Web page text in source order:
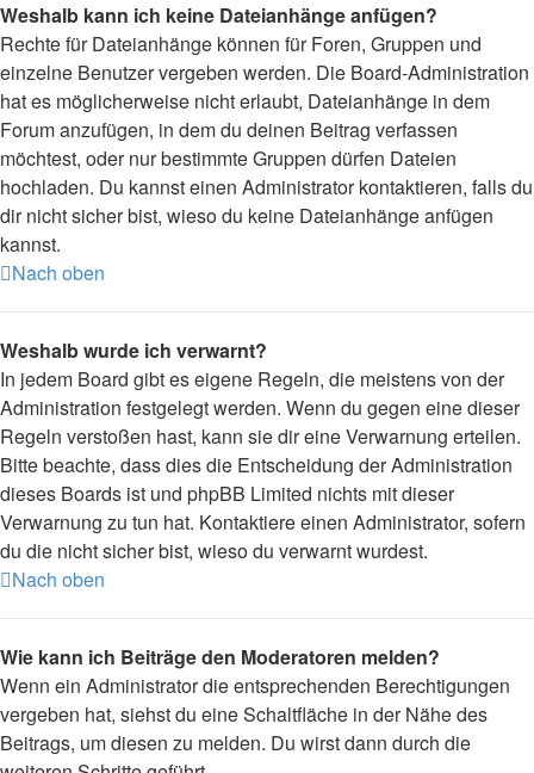
Weshalb kann ich keine Dateianhänge anfügen?
Rechte für Dateianhänge können für Foren, Gruppen und
einzelne Benutzer vergeben werden. Die Board-Administration
hat es möglicherweise nicht erlaubt, Dateianhänge in dem
Forum anzufügen, in dem du deinen Beitrag verfassen
möchtest, oder nur bestimmte Gruppen dürfen Dateien
hochladen. Du kannst einen Administrator kontaktieren, falls du
dir nicht sicher bist, wieso du keine Dateianhänge anfügen
kannst.
Nach oben
Weshalb wurde ich verwarnt?
In jedem Board gibt es eigene Regeln, die meistens von der
Administration festgelegt werden. Wenn du gegen eine dieser
Regeln verstoßen hast, kann sie dir eine Verwarnung erteilen.
Bitte beachte, dass dies die Entscheidung der Administration
dieses Boards ist und phpBB Limited nichts mit dieser
Verwarnung zu tun hat. Kontaktiere einen Administrator, sofern
du die nicht sicher bist, wieso du verwarnt wurdest.
Nach oben
Wie kann ich Beiträge den Moderatoren melden?
Wenn ein Administrator die entsprechenden Berechtigungen
vergeben hat, siehst du eine Schaltfläche in der Nähe des
Beitrags, um diesen zu melden. Du wirst dann durch die